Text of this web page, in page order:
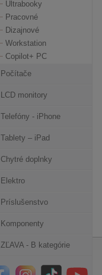
Ultrabooky
Pracovné
Dizajnové
Workstation
Copilot+ PC
Počítače
LCD monitory
Telefóny - iPhone
Tablety – iPad
Chytré doplnky
Elektro
Príslušenstvo
Komponenty
ZĽAVA - B kategórie